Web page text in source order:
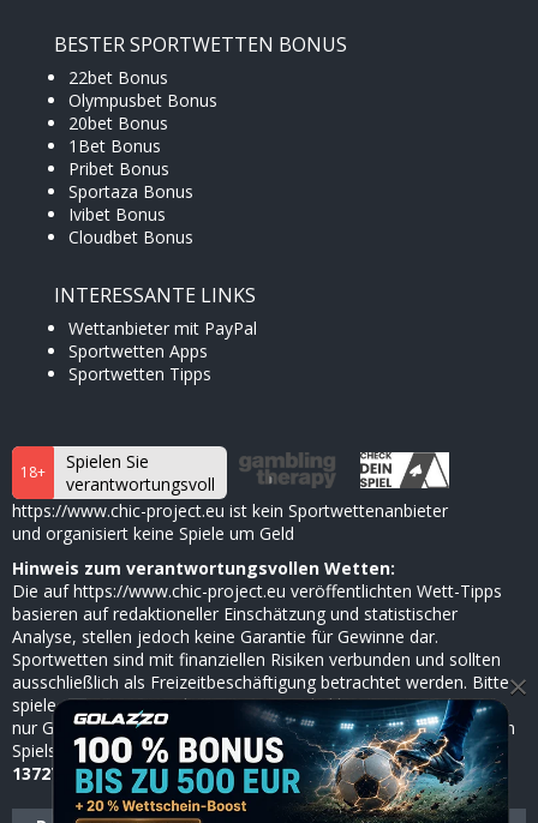
BESTER SPORTWETTEN BONUS
22bet Bonus
Olympusbet Bonus
20bet Bonus
1Bet Bonus
Pribet Bonus
Sportaza Bonus
Ivibet Bonus
Cloudbet Bonus
INTERESSANTE LINKS
Wettanbieter mit PayPal
Sportwetten Apps
Sportwetten Tipps
18+
Spielen Sie
verantwortungsvoll
https://www.chic-project.eu ist kein Sportwettenanbieter
und organisiert keine Spiele um Geld
Hinweis zum verantwortungsvollen Wetten:
Die auf https://www.chic-project.eu veröffentlichten Wett-Tipps
basieren auf redaktioneller Einschätzung und statistischer
Analyse, stellen jedoch keine Garantie für Gewinne dar.
Sportwetten sind mit finanziellen Risiken verbunden und sollten
ausschließlich als Freizeitbeschäftigung betrachtet werden. Bitte
spiele verantwortungsbewusst, setze dir klare Limits und nutze
nur Geld, dessen Verlust du verkraften kannst. Bei Anzeichen von
Spielsucht hilft dieBZgAanonym und kostenlos unter0800
1372700(ab 18 Jahren).
×